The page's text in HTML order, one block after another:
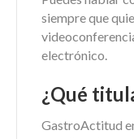
siempre que
electrónico.
¿Qué
GastroActitud